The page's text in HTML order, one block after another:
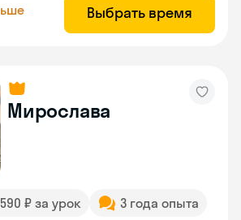
Выбрать время
Мирослава
₽ за урок
3 года опыта